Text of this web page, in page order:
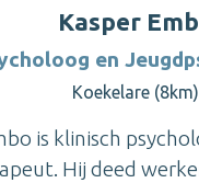
Kasper
en
Koekelare (8km)
is klinisch
Hij deed